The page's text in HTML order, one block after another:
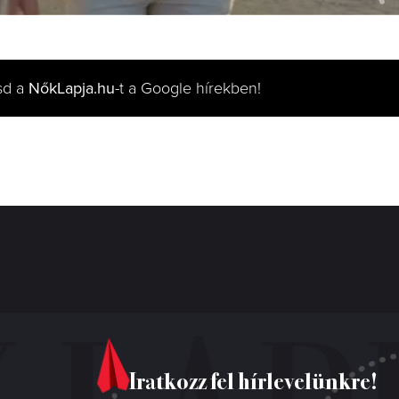
a NőkLapja.hu-t a Google hírekben!
Iratkozz fel hírlevelünkre!